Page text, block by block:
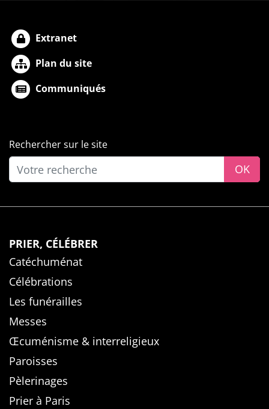
Extranet
Plan du site
Communiqués
Rechercher sur le site
OK
PRIER, CÉLÉBRER
Catéchuménat
Célébrations
Les funérailles
Messes
Œcuménisme & interreligieux
Paroisses
Pèlerinages
Prier à Paris